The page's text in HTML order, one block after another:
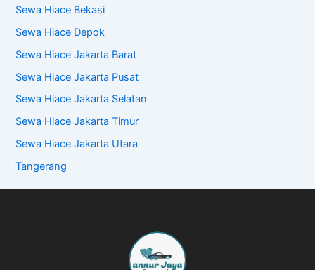
Sewa Hiace Bekasi
Sewa Hiace Depok
Sewa Hiace Jakarta Barat
Sewa Hiace Jakarta Pusat
Sewa Hiace Jakarta Selatan
Sewa Hiace Jakarta Timur
Sewa Hiace Jakarta Utara
Tangerang